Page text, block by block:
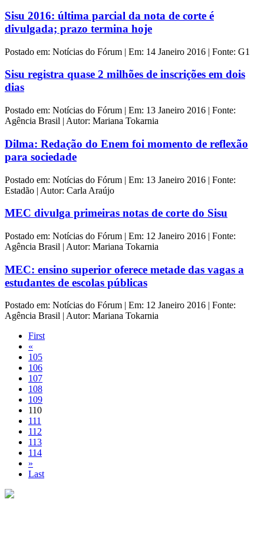
Sisu 2016: última parcial da nota de corte é
divulgada; prazo termina hoje
Postado em: Notícias do Fórum | Em: 14 Janeiro 2016 | Fonte: G1
Sisu registra quase 2 milhões de inscrições em dois
dias
Postado em: Notícias do Fórum | Em: 13 Janeiro 2016 | Fonte:
Agência Brasil | Autor: Mariana Tokarnia
Dilma: Redação do Enem foi momento de reflexão
para sociedade
Postado em: Notícias do Fórum | Em: 13 Janeiro 2016 | Fonte:
Estadão | Autor: Carla Araújo
MEC divulga primeiras notas de corte do Sisu
Postado em: Notícias do Fórum | Em: 12 Janeiro 2016 | Fonte:
Agência Brasil | Autor: Mariana Tokarnia
MEC: ensino superior oferece metade das vagas a
estudantes de escolas públicas
Postado em: Notícias do Fórum | Em: 12 Janeiro 2016 | Fonte:
Agência Brasil | Autor: Mariana Tokarnia
First
«
105
106
107
108
109
110
111
112
113
114
»
Last